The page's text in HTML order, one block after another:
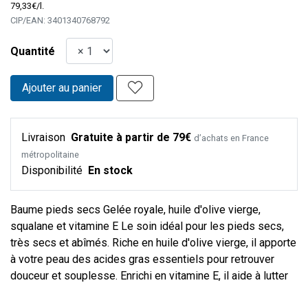
79,33€/ l.
CIP/EAN: 3401340768792
Quantité
Ajouter au panier
Livraison Gratuite à partir de 79€ d’achats en France
métropolitaine
Disponibilité En stock
Baume pieds secs Gelée royale, huile d'olive vierge,
squalane et vitamine E Le soin idéal pour les pieds secs,
très secs et abîmés. Riche en huile d'olive vierge, il apporte
à votre peau des acides gras essentiels pour retrouver
douceur et souplesse. Enrichi en vitamine E, il aide à lutter